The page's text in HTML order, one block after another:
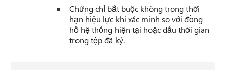
Chứng chỉ bắt buộc không trong thời
hạn hiệu lực khi xác minh so với đồng
hồ hệ thống hiện tại hoặc dấu thời gian
trong tệp đã ký.